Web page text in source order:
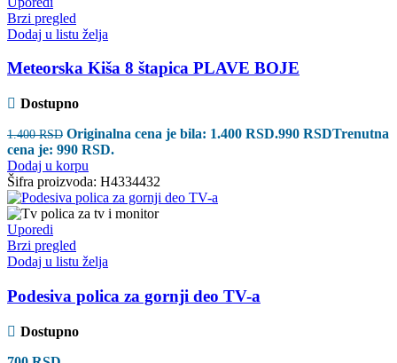
Brzi pregled
Dodaj u listu želja
Meteorska Kiša 8 štapica PLAVE BOJE
Dostupno
1.400RSD Originalna cena je bila: 1.400 RSD.990 RSDTrenutna
cena je: 990 RSD.
Dodaj u korpu
Šifra proizvoda: H4334432
Uporedi
Brzi pregled
Dodaj u listu želja
Podesiva polica za gornji deo TV-a
Dostupno